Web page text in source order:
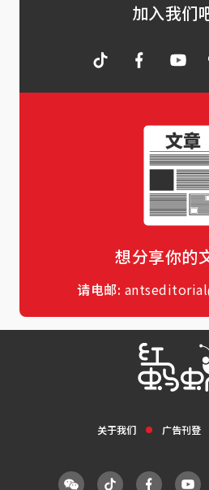
加入我们
想分享你的
请电邮:
关于我们 广告刊登